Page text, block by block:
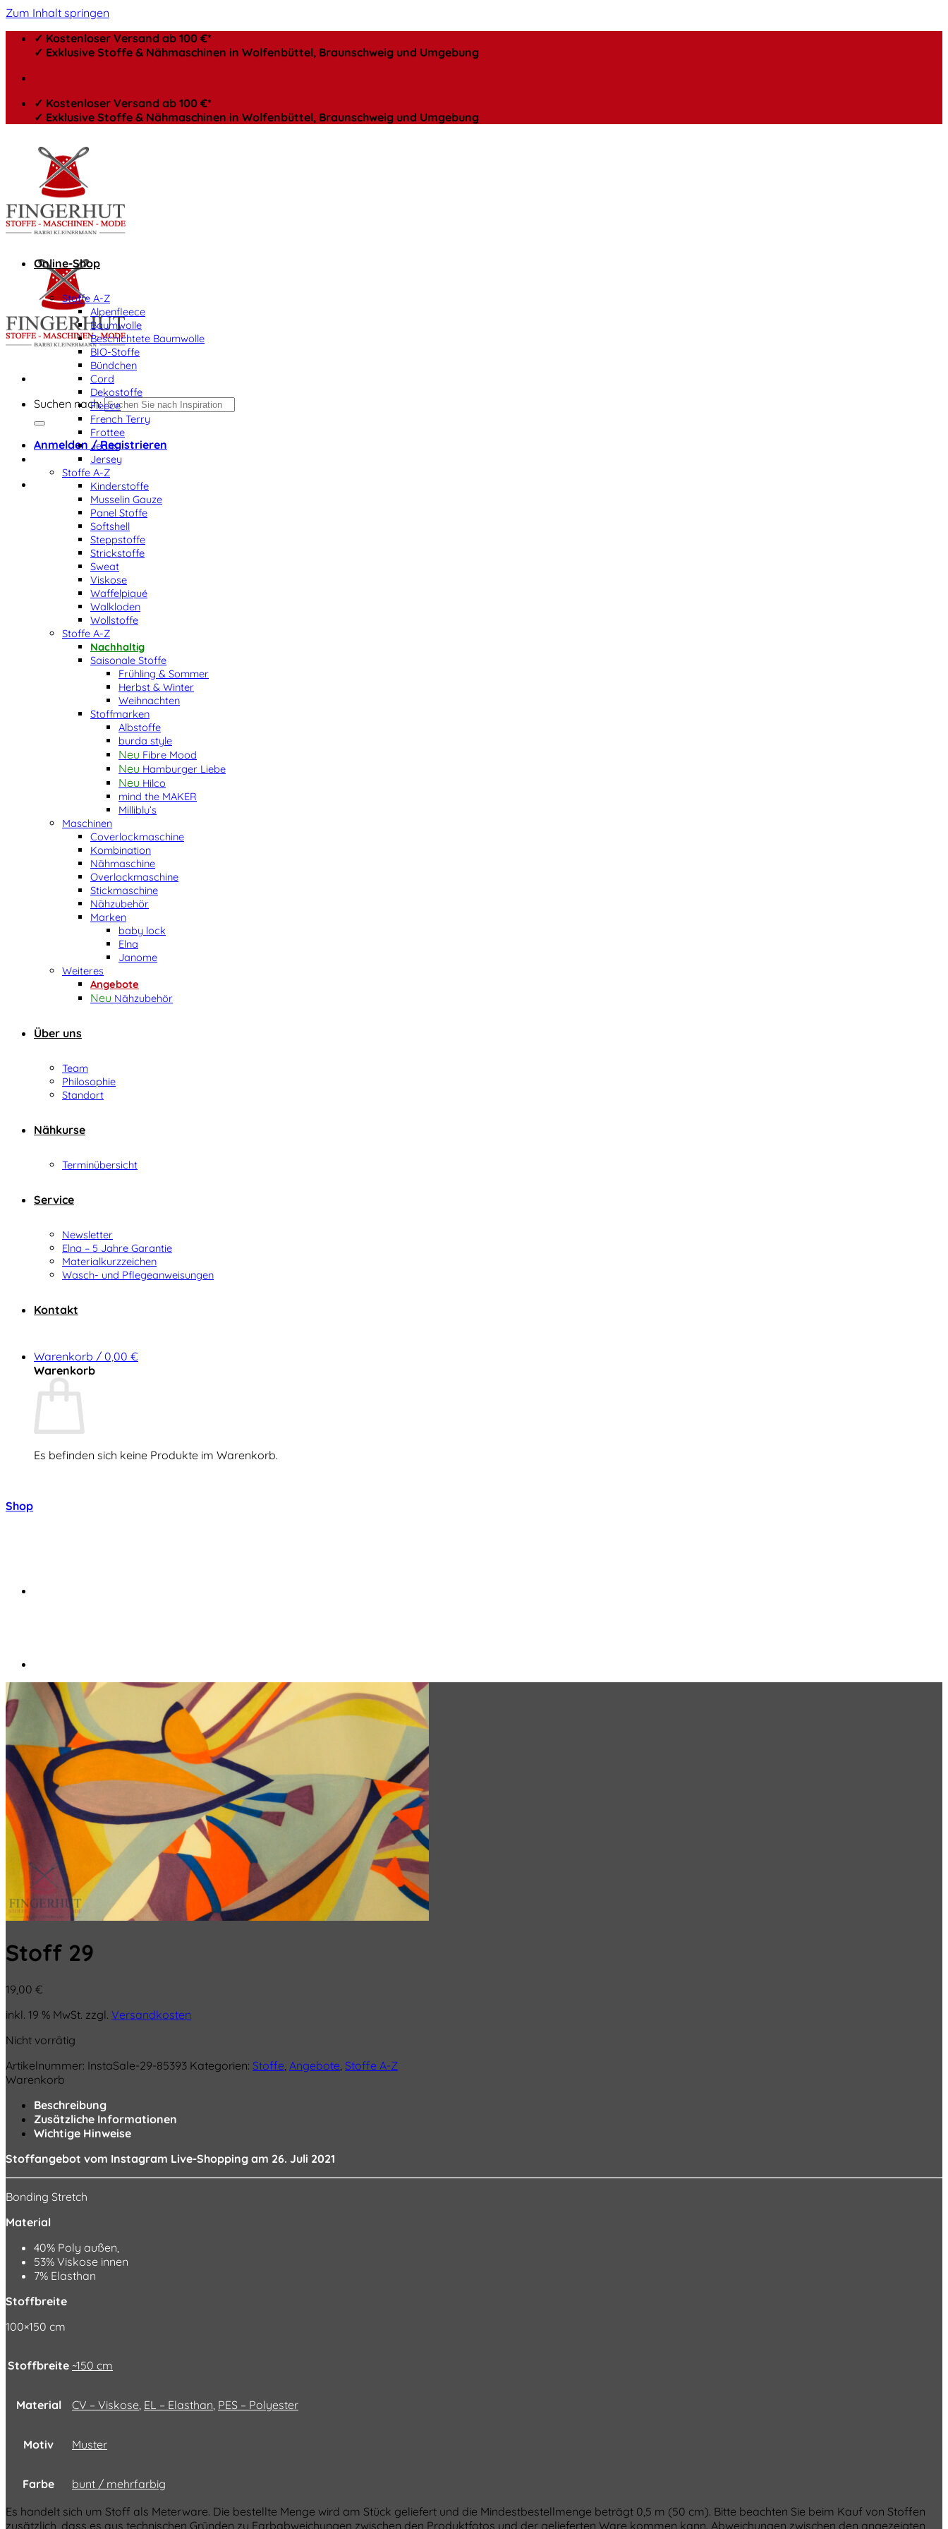
Zum Inhalt springen
✓ Kostenloser Versand ab 100 €*
✓ Exklusive Stoffe & Nähmaschinen in Wolfenbüttel, Braunschweig und Umgebung
✓ Kostenloser Versand ab 100 €*
✓ Exklusive Stoffe & Nähmaschinen in Wolfenbüttel, Braunschweig und Umgebung
Suchen nach:
Anmelden / Registrieren
Online-Shop
Stoffe A-Z
Alpenfleece
Baumwolle
Beschichtete Baumwolle
BIO-Stoffe
Bündchen
Cord
Dekostoffe
Fleece
French Terry
Frottee
Jeans
Jersey
Stoffe A-Z
Kinderstoffe
Musselin Gauze
Panel Stoffe
Softshell
Steppstoffe
Strickstoffe
Sweat
Viskose
Waffelpiqué
Walkloden
Wollstoffe
Stoffe A-Z
Nachhaltig
Saisonale Stoffe
Frühling & Sommer
Herbst & Winter
Weihnachten
Stoffmarken
Albstoffe
burda style
Fibre Mood
Hamburger Liebe
Hilco
mind the MAKER
Milliblu’s
Maschinen
Coverlockmaschine
Kombination
Nähmaschine
Overlockmaschine
Stickmaschine
Nähzubehör
Marken
baby lock
Elna
Janome
Weiteres
Angebote
Nähzubehör
Über uns
Team
Philosophie
Standort
Nähkurse
Terminübersicht
Service
Newsletter
Elna – 5 Jahre Garantie
Materialkurzzeichen
Wasch- und Pflegeanweisungen
Kontakt
Warenkorb / 0,00 €
Warenkorb
Es befinden sich keine Produkte im Warenkorb.
Shop
Stoff 29
19,00 €
inkl. 19 % MwSt. zzgl. Versandkosten
Nicht vorrätig
Artikelnummer: InstaSale-29-85393 Kategorien: Stoffe Angebote Stoffe A-Z
Warenkorb
Beschreibung
Zusätzliche Informationen
Wichtige Hinweise
Stoffangebot vom Instagram Live-Shopping am 26. Juli 2021
Bonding Stretch
Material
40% Poly außen,
53% Viskose innen
7% Elasthan
Stoffbreite
100×150 cm
Stoffbreite ~150 cm
Material CV – Viskose EL – Elasthan PES – Polyester
Motiv Muster
Farbe
bunt / mehrfarbig
Es handelt sich um Stoff als Meterware. Die bestellte Menge wird am Stück geliefert und die Mindestbestellmenge beträgt 0,5 m (50 cm). Bitte beachten Sie beim Kauf von Stoffen
zusätzlich, dass es aus technischen Gründen zu Farbabweichungen zwischen den Produktfotos und der gelieferten Ware kommen kann. Abweichungen zwischen den angezeigten